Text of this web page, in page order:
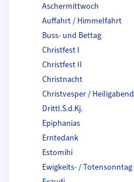
Aschermittwoch
Auffahrt / Himmelfahrt
Buss- und Bettag
Christfest I
Christfest II
Christnacht
Christvesper / Heiligabend
Drittl.S.d.Kj.
Epiphanias
Erntedank
Estomihi
Ewigkeits- / Totensonntag